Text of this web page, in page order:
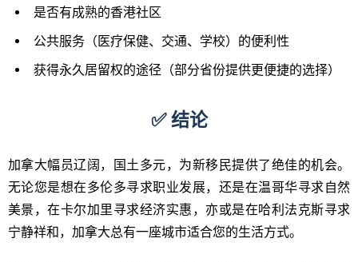
是否有成熟的香港社区
公共服务（医疗保健、交通、学校）的便利性
获得永久居留权的途径（部分省份提供更便捷的选择）
✅ 结论
加拿大幅员辽阔，国土多元，为新移民提供了绝佳的机会。
无论您是想在多伦多寻求职业发展，还是在温哥华寻求自然
美景，在卡尔加里寻求经济实惠，亦或是在哈利法克斯寻求
宁静祥和，加拿大总有一座城市适合您的生活方式。